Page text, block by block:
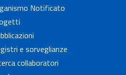
Notificato
e sorveglianze
collaboratori